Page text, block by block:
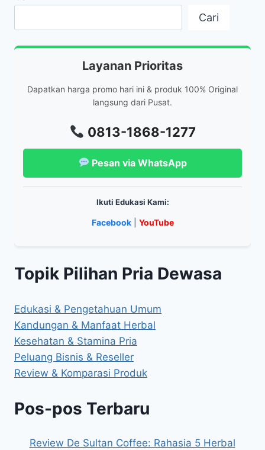
Cari
Layanan Prioritas
Dapatkan harga promo hari ini & produk 100% Original
langsung dari Pusat.
0813-1868-1277
Pesan via WhatsApp
Ikuti Edukasi Kami:
Facebook| YouTube
Topik Pilihan Pria Dewasa
Edukasi & Pengetahuan Umum
Kandungan & Manfaat Herbal
Kesehatan & Stamina Pria
Peluang Bisnis & Reseller
Review & Komparasi Produk
Pos-pos Terbaru
Review De Sultan Coffee: Rahasia 5 Herbal